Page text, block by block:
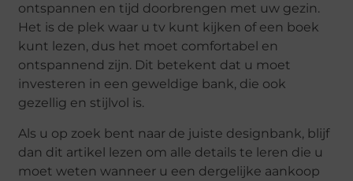
ontspannen en tijd doorbrengen met uw gezin.
Het is de plek waar u tv kunt kijken of een boek
kunt lezen, dus het moet comfortabel en
ontspannend zijn. Dit betekent dat u moet
investeren in een geweldige bank, die ook
gezellig en stijlvol is.
Als u op zoek bent naar de juiste designbank, blijf
dan dit artikel lezen om alle details te leren die u
moet weten wanneer u een dergelijke aankoop